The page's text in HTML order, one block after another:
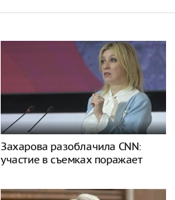
Захарова разоблачила CNN:
участие в съемках поражает